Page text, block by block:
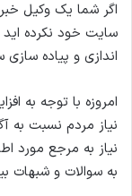
اگر شما یک وکیل
سایت خود نکرده
اندازی و پیاده
امروزه با توجه به
نیاز مردم نسبت به
نیاز به مرجع مورد
به سوالات و